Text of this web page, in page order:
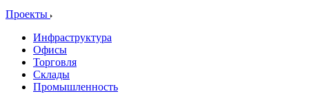
Проекты
Инфраструктура
Офисы
Торговля
Склады
Промышленность